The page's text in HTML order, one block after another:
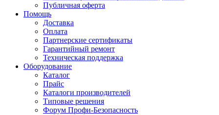
Публичная оферта
Помощь
Доставка
Оплата
Партнерские сертификаты
Гарантийный ремонт
Техническая поддержка
Оборудование
Каталог
Прайс
Каталоги производителей
Типовые решения
Форум Профи-Безопасность